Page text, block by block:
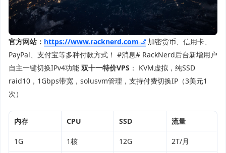
官方网站： https://www.racknerd.com
加密货币、信用卡、
PayPal、支付宝等多种付款方式！ #消息# RackNerd后台新增用户
自主一键切换IPv4功能 双十一特价VPS ： KVM虚拟，纯SSD
raid10，1Gbps带宽，solusvm管理，支持付费切换IP（3美元1
次）
内存 CPU SSD 流量
1G 1核 12G 2T/月